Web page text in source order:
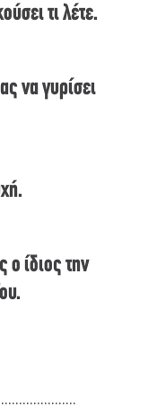
τι λέτε.
να γυρίσει
ο ίδιος την